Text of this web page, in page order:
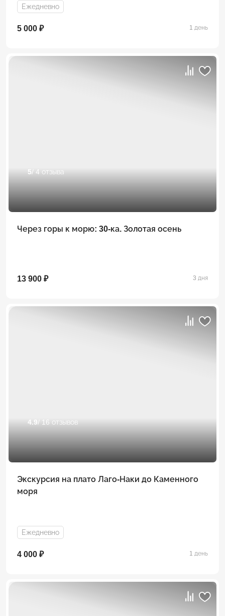
Ежедневно
5 000 ₽ 1 день
5/ 4 отзыва
Через горы к морю: 30-ка. Золотая осень
13 900 ₽ 3 дня
4.9 / 16 отзывов
Экскурсия на плато Лаго-Наки до Каменного
моря
Ежедневно
4 000 ₽ 1 день